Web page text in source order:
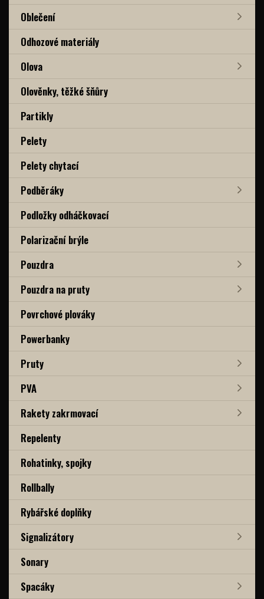
Oblečení
Odhozové materiály
Olova
Olověnky, těžké šňůry
Partikly
Pelety
Pelety chytací
Podběráky
Podložky odháčkovací
Polarizační brýle
Pouzdra
Pouzdra na pruty
Povrchové plováky
Powerbanky
Pruty
PVA
Rakety zakrmovací
Repelenty
Rohatinky, spojky
Rollbally
Rybářské doplňky
Signalizátory
Sonary
Spacáky